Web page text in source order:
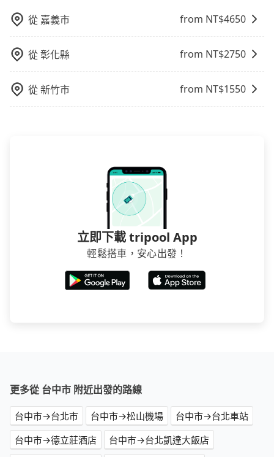
機也絕對不會在車內吸煙，於新冠肺炎期間也絕對全程
因來自於自行研發的AI車輛調度演算法，能有效降低空
車率，也就是提高俗稱「回頭車」的比例。這不僅體現
在成本的控制，更是在傳統旺季（年假、端午、中秋、
雙十等）能用更少的司機來服務更多的旅客，意味著使
要從台中市去頭份鎮公所，請儘早下訂以把握最划算的
從 嘉義市 from NT$4650
從彰化縣 from NT$2750
從新竹市 from NT$1550
立即下載 tripool App
輕鬆搭車，安心出發！
更多從 台中市 附近出發的路線
台中市→台北市 台中市→松山機場
台中市→台北車站
台中市→德立莊酒店
台中市→台北凱達大飯店